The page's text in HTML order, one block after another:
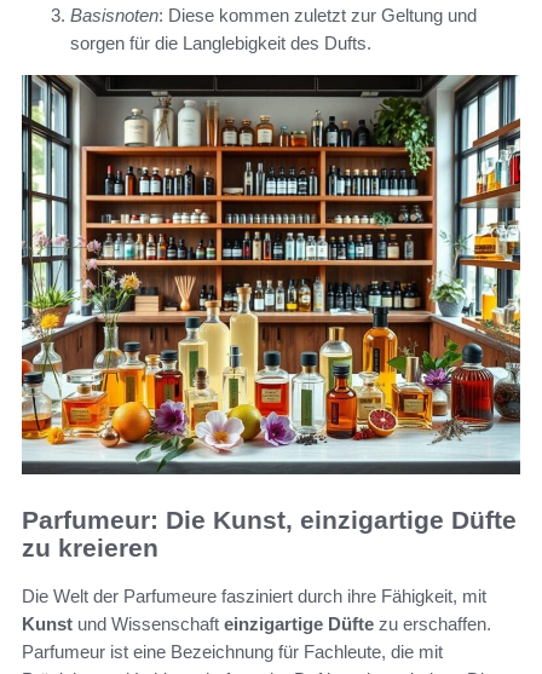
Basisnoten: Diese kommen zuletzt zur Geltung und
sorgen für die Langlebigkeit des Dufts.
Parfumeur: Die Kunst, einzigartige Düfte
zu kreieren
Die Welt der Parfumeure fasziniert durch ihre Fähigkeit, mit
Kunst und Wissenschaft einzigartige Düfte zu erschaffen.
Parfumeur ist eine Bezeichnung für Fachleute, die mit